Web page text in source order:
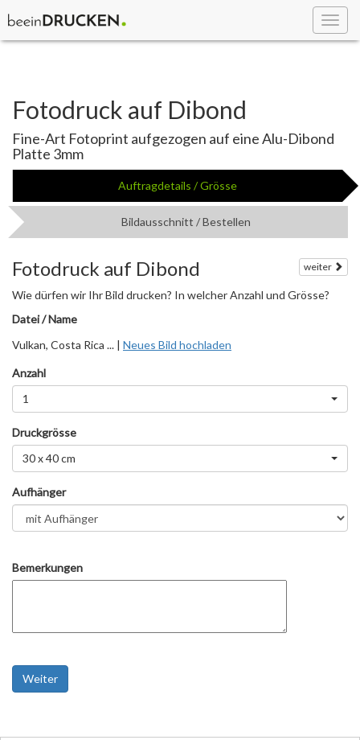
Fotodruck auf Dibond
Fine-Art Fotoprint aufgezogen auf eine Alu-Dibond
Platte 3mm
Auftragdetails / Grösse
Bildausschnitt / Bestellen
weiter
Fotodruck auf Dibond
Wie dürfen wir Ihr Bild drucken? In welcher Anzahl und Grösse?
Datei / Name
Vulkan, Costa Rica ... | Neues Bild hochladen
Anzahl
1
Druckgrösse
30 x 40 cm
Aufhänger
Bemerkungen
Weiter